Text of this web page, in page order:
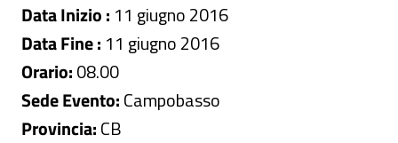
Data Inizio : 11 giugno 2016
Data Fine : 11 giugno 2016
Orario:08.00
Sede Evento:Campobasso
Provincia:CB